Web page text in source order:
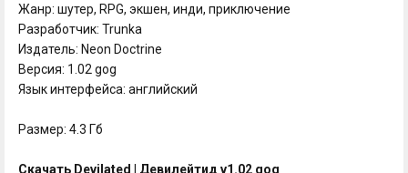
Жанр: шутер, RPG, экшен, инди, приключение
Разработчик: Trunka
Издатель: Neon Doctrine
Версия: 1.02 gog
Язык интерфейса: английский
Размер: 4.3 Гб
Скачать Devilated | Девилейтид v1.02 gog